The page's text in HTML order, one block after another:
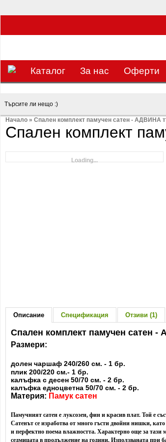
Каталог За нас Оферти
Начало » Спален комплект памучен сатен - АДВИНА
Спален комплект
Loading...
Описание Спецификация Отзиви (1)
Спален комплект памучен сатен
Размери:
долен чаршаф 240/260 см. - 1 бр.
плик 200/220 см.- 1 бр.
калъфка с десен 50/70 см. - 2 бр.
калъфка едноцветна 50/70 см. - 2 бр.
Материя: Памук сатен
Памучният сатен е луксозен, фин и красив плат. Той е
Сатенът се изработва от много гъсти двойни нишки,
и перфектно поема влажността. Характерно още за тази
седмицата в продължение на години. Използваната при